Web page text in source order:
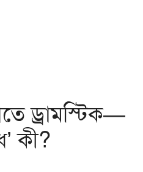
ড্রামস্টিক—
কী?